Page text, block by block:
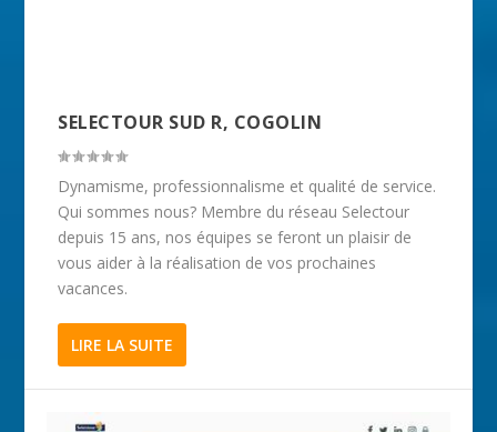
SELECTOUR SUD R, COGOLIN
Dynamisme, professionnalisme et qualité de service.
Qui sommes nous? Membre du réseau Selectour
depuis 15 ans, nos équipes se feront un plaisir de
vous aider à la réalisation de vos prochaines
vacances.
LIRE LA SUITE